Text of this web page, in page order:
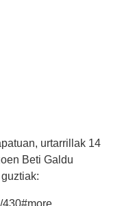
urtarrillak 14
Beti Galdu
430#more